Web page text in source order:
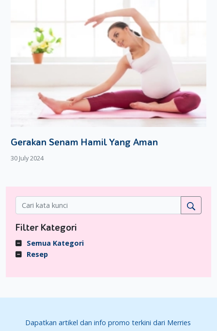
Gerakan Senam Hamil Yang Aman
30 July 2024
Filter Kategori
Semua Kategori
Resep
Dapatkan artikel dan info promo terkini dari Merries